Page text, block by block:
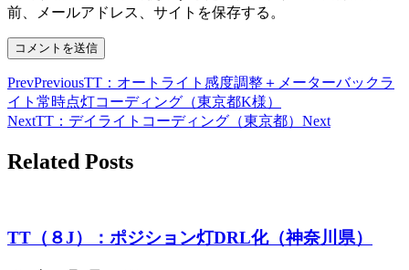
前、メールアドレス、サイトを保存する。
PrevPreviousTT：オートライト感度調整＋メーターバックラ
イト常時点灯コーディング（東京都K様）
NextTT：デイライトコーディング（東京都） Next
Related Posts
TT（８J）：ポジション灯DRL化（神奈川県）